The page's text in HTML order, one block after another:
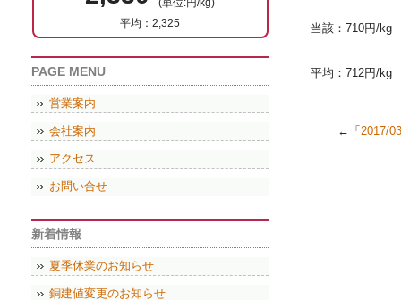
当該：710円/kg
平均：712円/kg
←「 2017/
(単位:円/kg)
平均：2,325
PAGE MENU
営業案内
会社案内
アクセス
お問い合せ
新着情報
夏季休業のお知らせ
銅建値変更のお知らせ